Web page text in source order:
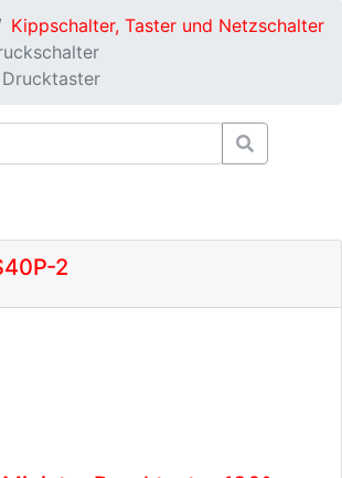
Kippschalter, Taster und Netzschalter
2